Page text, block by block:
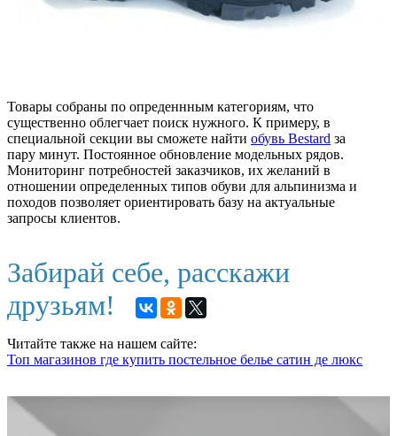
Товары собраны по опреденнным категориям, что
существенно облегчает поиск нужного. К примеру, в
специальной секции вы сможете найти обувь Bestard за
пару минут. Постоянное обновление модельных рядов.
Мониторинг потребностей заказчиков, их желаний в
отношении определенных типов обуви для альпинизма и
походов позволяет ориентировать базу на актуальные
запросы клиентов.
Забирай себе, расскажи
друзьям!
Читайте также на нашем сайте:
Топ магазинов где купить постельное белье сатин де люкс